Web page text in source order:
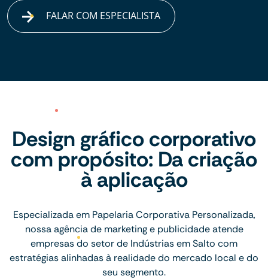
FALAR COM ESPECIALISTA
Design gráfico corporativo
com propósito: Da criação
à aplicação
Especializada em Papelaria Corporativa Personalizada,
nossa agência de marketing e publicidade atende
empresas do setor de Indústrias em Salto com
estratégias alinhadas à realidade do mercado local e do
seu segmento.